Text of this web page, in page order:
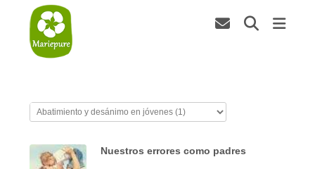
Nuestros errores como padres